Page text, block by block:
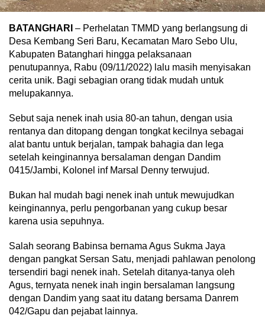
BATANGHARI – Perhelatan TMMD yang berlangsung di
Desa Kembang Seri Baru, Kecamatan Maro Sebo Ulu,
Kabupaten Batanghari hingga pelaksanaan
penutupannya, Rabu (09/11/2022) lalu masih menyisakan
cerita unik. Bagi sebagian orang tidak mudah untuk
melupakannya.
Sebut saja nenek inah usia 80-an tahun, dengan usia
rentanya dan ditopang dengan tongkat kecilnya sebagai
alat bantu untuk berjalan, tampak bahagia dan lega
setelah keinginannya bersalaman dengan Dandim
0415/Jambi, Kolonel inf Marsal Denny terwujud.
Bukan hal mudah bagi nenek inah untuk mewujudkan
keinginannya, perlu pengorbanan yang cukup besar
karena usia sepuhnya.
Salah seorang Babinsa bernama Agus Sukma Jaya
dengan pangkat Sersan Satu, menjadi pahlawan penolong
tersendiri bagi nenek inah. Setelah ditanya-tanya oleh
Agus, ternyata nenek inah ingin bersalaman langsung
dengan Dandim yang saat itu datang bersama Danrem
042/Gapu dan pejabat lainnya.